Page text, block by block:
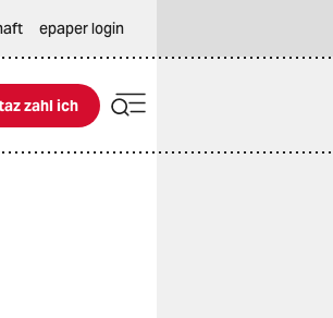
epaper login
ich
zahl ich